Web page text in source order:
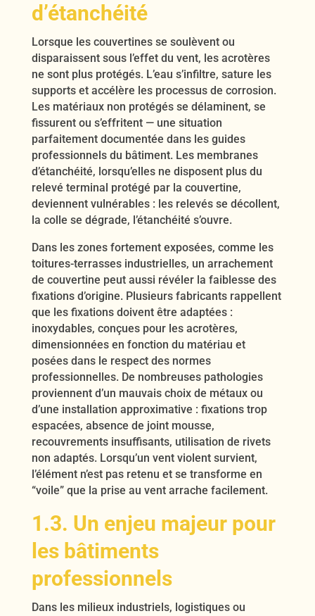
d’étanchéité
Lorsque les couvertines se soulèvent ou
disparaissent sous l’effet du vent, les acrotères
ne sont plus protégés. L’eau s’infiltre, sature les
supports et accélère les processus de corrosion.
Les matériaux non protégés se délaminent, se
fissurent ou s’effritent — une situation
parfaitement documentée dans les guides
professionnels du bâtiment. Les membranes
d’étanchéité, lorsqu’elles ne disposent plus du
relevé terminal protégé par la couvertine,
deviennent vulnérables : les relevés se décollent,
la colle se dégrade, l’étanchéité s’ouvre.
Dans les zones fortement exposées, comme les
toitures-terrasses industrielles, un arrachement
de couvertine peut aussi révéler la faiblesse des
fixations d’origine. Plusieurs fabricants rappellent
que les fixations doivent être adaptées :
inoxydables, conçues pour les acrotères,
dimensionnées en fonction du matériau et
posées dans le respect des normes
professionnelles. De nombreuses pathologies
proviennent d’un mauvais choix de métaux ou
d’une installation approximative : fixations trop
espacées, absence de joint mousse,
recouvrements insuffisants, utilisation de rivets
non adaptés. Lorsqu’un vent violent survient,
l’élément n’est pas retenu et se transforme en
“voile” que la prise au vent arrache facilement.
1.3. Un enjeu majeur pour
les bâtiments
professionnels
Dans les milieux industriels, logistiques ou